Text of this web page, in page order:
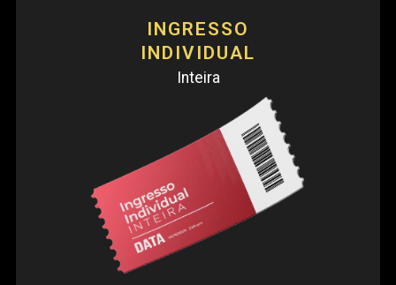
INGRESSO
INDIVIDUAL
Inteira